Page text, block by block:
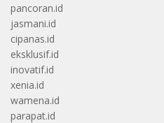
pancoran.id
jasmani.id
cipanas.id
eksklusif.id
inovatif.id
xenia.id
wamena.id
parapat.id